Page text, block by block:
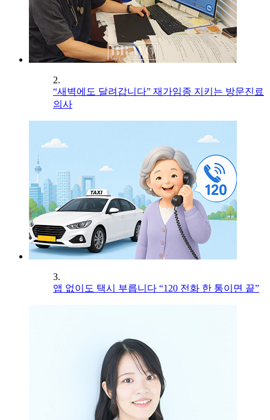
2.
“새벽에도 달려갑니다” 재가임종 지키는 방문진료
의사
3.
앱 없이도 택시 부릅니다 “120 전화 한 통이면 끝”